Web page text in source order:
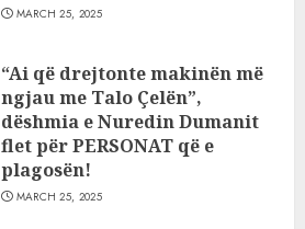
MARCH 25, 2025
“Ai që drejtonte makinën më
ngjau me Talo Çelën”,
dëshmia e Nuredin Dumanit
flet për PERSONAT që e
plagosën!
MARCH 25, 2025